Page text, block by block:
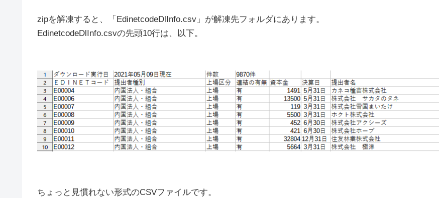
zipを解凍すると、「EdinetcodeDlInfo.csv」が解凍先フォルダにあります。
EdinetcodeDlInfo.csvの先頭10行は、以下。
ちょっと見慣れない形式のCSVファイルです。